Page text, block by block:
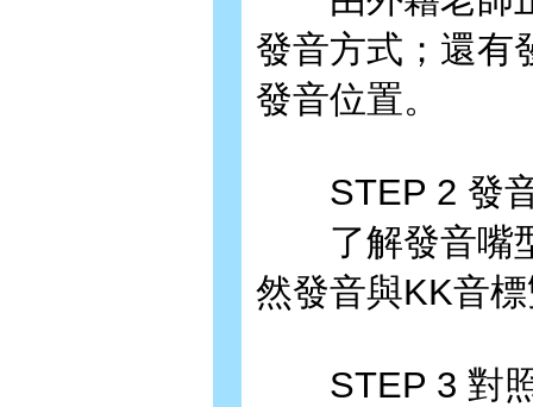
發音方式；還有
發音位置。
STEP 2 發
了解發音嘴型
然發音與KK音
STEP 3 對